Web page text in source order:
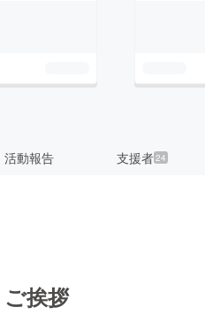
活動報告 支援者24
挨拶